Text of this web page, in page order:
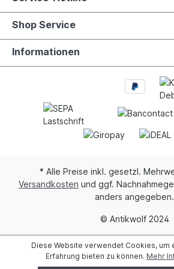
Shop Service
Informationen
* Alle Preise inkl. gesetzl.
Versandkosten und ggf.
anders angegeben.
© Antikwolf 2024
Diese Website verwendet Cookies, um
Erfahrung bieten zu können. Mehr